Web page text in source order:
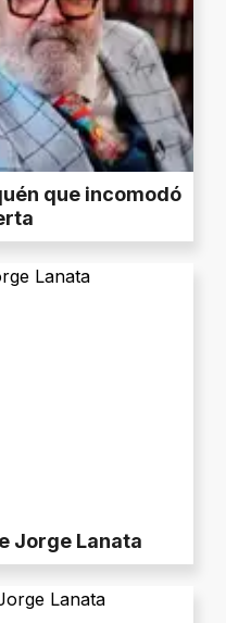
que incomodó
Jorge Lanata